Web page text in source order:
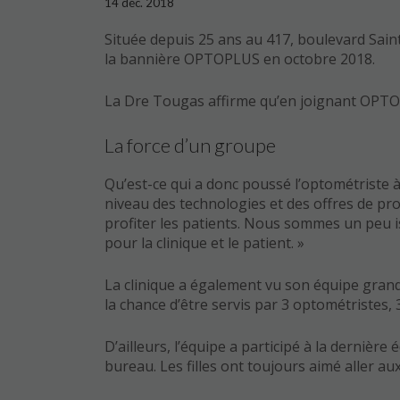
Située depuis 25 ans au 417, boulevard
la bannière OPTOPLUS en octobre 2018.
La Dre Tougas affirme qu’en joignant
La force d’un groupe
Qu’est-ce qui a donc poussé l’optométriste
niveau des technologies et des offres de
profiter les patients. Nous sommes un
pour la clinique et le patient. »
La clinique a également vu son équipe
la chance d’être servis par 3
D’ailleurs, l’équipe a participé à la
bureau. Les filles ont toujours aimé aller